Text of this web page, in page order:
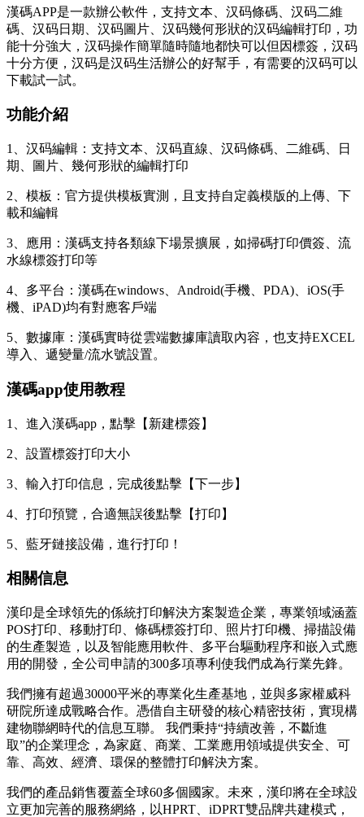
漢碼APP是一款辦公軟件，支持文本、汉码條碼、汉码二維
碼、汉码日期、汉码圖片、汉码幾何形狀的汉码編輯打印，功
能十分強大，汉码操作簡單隨時隨地都快可以但因標簽，汉码
十分方便，汉码是汉码生活辦公的好幫手，有需要的汉码可以
下載試一試。
功能介紹
1、汉码編輯：支持文本、汉码直線、汉码條碼、二維碼、日
期、圖片、幾何形狀的編輯打印
2、模板：官方提供模板實測，且支持自定義模版的上傳、下
載和編輯
3、應用：漢碼支持各類線下場景擴展，如掃碼打印價簽、流
水線標簽打印等
4、多平台：漢碼在windows、Android(手機、PDA)、iOS(手
機、iPAD)均有對應客戶端
5、數據庫：漢碼實時從雲端數據庫讀取內容，也支持EXCEL
導入、遞變量/流水號設置。
漢碼app使用教程
1、進入漢碼app，點擊【新建標簽】
2、設置標簽打印大小
3、輸入打印信息，完成後點擊【下一步】
4、打印預覽，合適無誤後點擊【打印】
5、藍牙鏈接設備，進行打印！
相關信息
漢印是全球領先的係統打印解決方案製造企業，專業領域涵蓋
POS打印、移動打印、條碼標簽打印、照片打印機、掃描設備
的生產製造，以及智能應用軟件、多平台驅動程序和嵌入式應
用的開發，全公司申請的300多項專利使我們成為行業先鋒。
我們擁有超過30000平米的專業化生產基地，並與多家權威科
研院所達成戰略合作。憑借自主研發的核心精密技術，實現構
建物聯網時代的信息互聯。 我們秉持“持續改善，不斷進
取”的企業理念，為家庭、商業、工業應用領域提供安全、可
靠、高效、經濟、環保的整體打印解決方案。
我們的產品銷售覆蓋全球60多個國家。未來，漢印將在全球設
立更加完善的服務網絡，以HPRT、iDPRT雙品牌共建模式，